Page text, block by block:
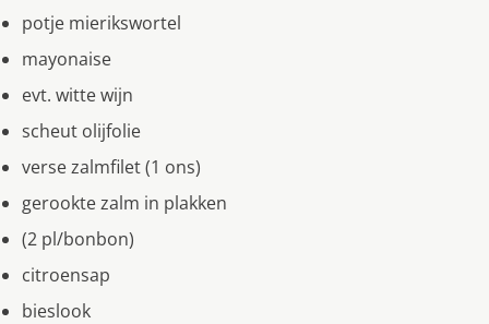
potje mierikswortel
mayonaise
evt. witte wijn
scheut olijfolie
verse zalmfilet (1 ons)
gerookte zalm in plakken
(2 pl/bonbon)
citroensap
bieslook